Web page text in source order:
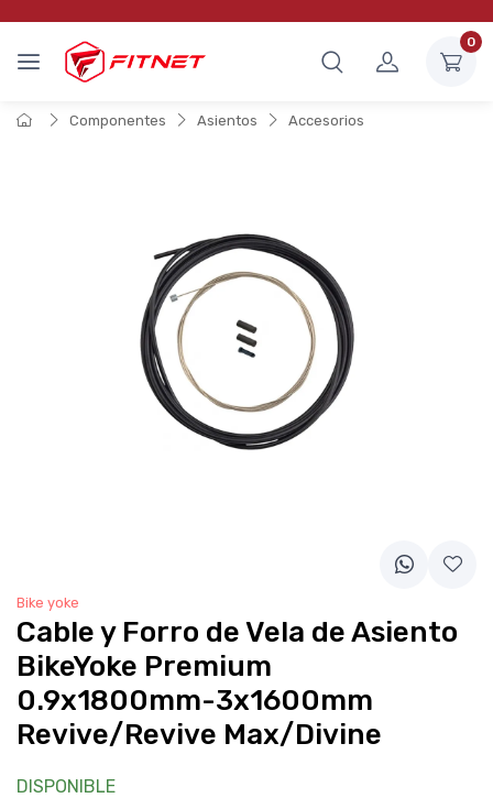
0
Componentes Asientos Accesorios
Bike yoke
Cable y Forro de Vela de Asiento
BikeYoke Premium
0.9x1800mm-3x1600mm
Revive/Revive Max/Divine
DISPONIBLE